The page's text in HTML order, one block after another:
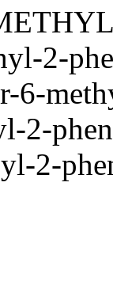
2-
6-
2-
2-